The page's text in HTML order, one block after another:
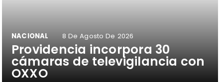
Providencia incorpora 30
cámaras de televigilancia con
OXXO
NACIONAL 8 De Agosto De 2026